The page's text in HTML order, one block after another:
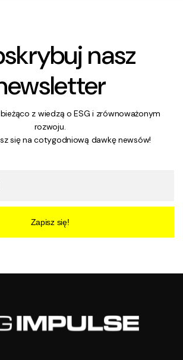
nasz
z wiedzą o ESG i zrównoważonym
rozwoju.
się na cotygodniową dawkę newsów!
Zapisz się!